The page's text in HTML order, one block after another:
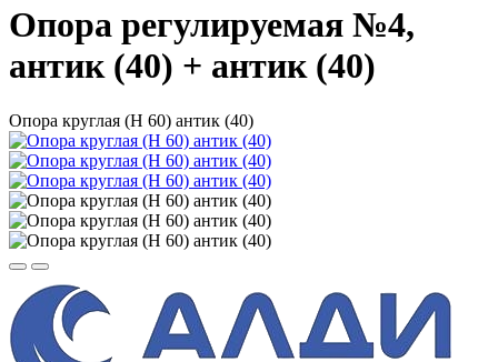
Опора регулируемая №4,
антик (40) + антик (40)
Опора круглая (Н 60) антик (40)